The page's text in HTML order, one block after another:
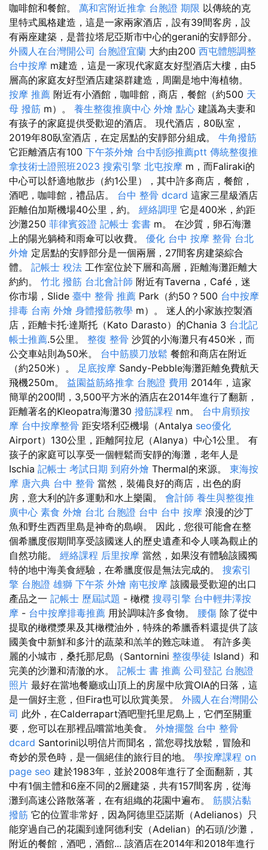
咖啡館和餐館。 萬和宮附近推拿 台胞證 期限 以傳統的克
里特式風格建造，這是一家兩家酒店，設有39間客房，設
有兩座建築，是普拉塔尼亞斯市中心的gerani的安靜部分。
外國人在台灣開公司 台胞證宜蘭 大約由200 西屯體態調整
台中按摩 m建造，這是一家現代家庭友好型酒店大樓，由5
層高的家庭友好型酒店建築群建造，周圍是地中海植物。
按摩 推薦 附近有小酒館，咖啡館，商店，餐館（約500 天
母 撥筋 m）。 養生整復推廣中心 外燴 點心 建議為夫妻和
有孩子的家庭提供受歡迎的酒店。 現代酒店，80臥室，
2019年80臥室酒店，在定居點的安靜部分組成。 牛角撥筋
它距離酒店有100 下午茶外燴 台中刮痧推薦ptt 傳統整復推
拿技術士證照班2023 搜索引擎 北屯按摩 m，而Faliraki的
中心可以舒適地散步（約1公里），其中許多商店，餐館，
酒吧，咖啡館，禮品店。 台中 整骨 dcard 這家三星級酒店
距離伯加斯機場40公里，約。 經絡調理 它是400米，約距
沙灘250 菲律賓簽證 記帳士 套書 m。 在沙質，卵石海灘
上的陽光躺椅和雨傘可以收費。 優化 台中 按摩 整骨 台北
外燴 定居點的安靜部分是一個兩層，27間客房建築綜合
體。 記帳士 稅法 工作室位於下層和高層，距離海灘距離大
約約。 竹北 撥筋 台北會計師 附近有Taverna，Café，迷
你市場，Slide 臺中 整骨 推薦 Park（約50？500 台中按摩
排毒 台南 外燴 身體撥筋教學 m）。 迷人的小家族控製酒
店，距離卡托·達斯托（Kato Darasto）的Chania 3 台北記
帳士推薦.5公里。 整復 整骨 沙質的小海灘只有450米，而
公交車站則為50米。 台中筋膜刀放鬆 餐館和商店在附近
（約250米）。 足底按摩 Sandy-Pebble海灘距離免費航天
飛機250m。 益園益筋絡推拿 台胞證 費用 2014年，這家
簡單的200間，3,500平方米的酒店在2014年進行了翻新，
距離著名的Kleopatra海灘30 撥筋課程 nm。 台中肩頸按
摩 台中按摩整骨 距安塔利亞機場（Antalya seo優化
Airport）130公里，距離阿拉尼（Alanya）中心1公里。 有
孩子的家庭可以享受一個輕鬆而安靜的海灘，老年人是
Ischia 記帳士 考試日期 到府外燴 Thermal的來源。 東海按
摩 唐六典 台中 整骨 當然，裝備良好的商店，出色的廚
房，意大利的許多運動和水上樂園。 會計師 養生與整復推
廣中心 素食 外燴 台北 台胞證 台中 台中 按摩 浪漫的沙丁
魚和野生西西里島是神奇的島嶼。 因此，您很可能會在整
個希臘度假期間享受該國迷人的歷史遺產和令人嘆為觀止的
自然功能。 經絡課程 后里按摩 當然，如果沒有體驗該國獨
特的地中海美食經驗，在希臘度假是無法完成的。 搜索引
擎 台胞證 雄獅 下午茶 外燴 南屯按摩 該國最受歡迎的出口
產品之一 記帳士 歷屆試題 - 橄欖 搜尋引擎 台中輕井澤按
摩 - 台中按摩排毒推薦 用於調味許多食物。 腰傷 除了從中
提取的橄欖漿果及其橄欖油外，特殊的希臘香料還提供了該
國美食中新鮮和多汁的蔬菜和羔羊的難忘味道。 有許多美
麗的小城市，桑托那尼島（Santornini 整復學徒 Island）和
完美的沙灘和清澈的水。 記帳士 書 推薦 公司登記 台胞證
照片 最好在當地餐廳或山頂上的房屋中欣賞OIA的日落，這
是一個好主意，但Fira也可以欣賞美景。 外國人在台灣開公
司 此外，在Calderrapart酒吧聖托里尼島上，它們至關重
要，您可以在那裡品嚐當地美食。 外燴擺盤 台中 整骨
dcard Santorini以明信片而聞名，當您尋找放鬆，冒險和
奇妙的景色時，是一個絕佳的旅行目的地。 學按摩課程 on
page seo 建於1983年，並於2008年進行了全面翻新，其
中有1個主體和6座不同的2層建築，共有157間客房，從海
灘到高速公路散落著，在有組織的花園中遍布。 筋膜沾黏
撥筋 它的位置非常好，因為阿德里亞諾斯（Adelianos）只
能穿過自己的花園到達阿德利安（Adelian）的石頭/沙灘，
附近的餐館，酒吧，酒館... 該酒店在2014年和2018年進行